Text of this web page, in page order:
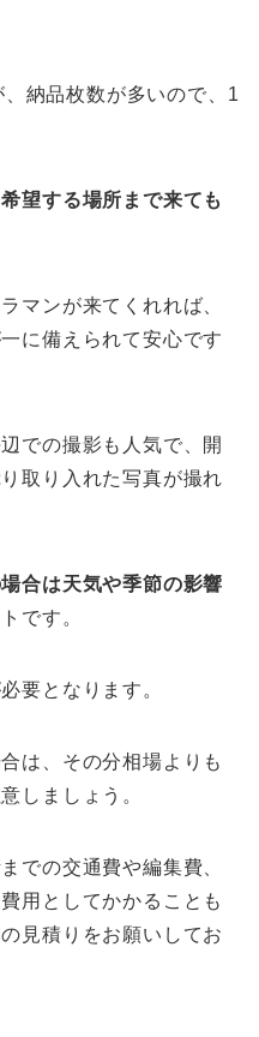
、納品枚数が多いので、1
希望する場所まで来ても
マンが来てくれれば、
に備えられて安心です
での撮影も人気で、開
取り入れた写真が撮れ
合は天気や季節の影響
です。
要となります。
は、その分相場よりも
しましょう。
での交通費や編集費、
用としてかかることも
見積りをお願いしてお